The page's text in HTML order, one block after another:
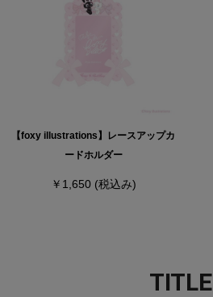
【foxy illustrations】レースアップカ
ードホルダー
￥1,650 (税込み)
TITLE